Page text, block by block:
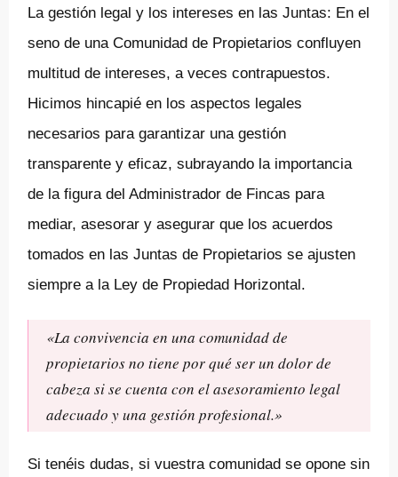
La gestión legal y los intereses en las Juntas: En el
seno de una Comunidad de Propietarios confluyen
multitud de intereses, a veces contrapuestos.
Hicimos hincapié en los aspectos legales
necesarios para garantizar una gestión
transparente y eficaz, subrayando la importancia
de la figura del Administrador de Fincas para
mediar, asesorar y asegurar que los acuerdos
tomados en las Juntas de Propietarios se ajusten
siempre a la Ley de Propiedad Horizontal.
«La convivencia en una comunidad de
propietarios no tiene por qué ser un dolor de
cabeza si se cuenta con el asesoramiento legal
adecuado y una gestión profesional.»
Si tenéis dudas, si vuestra comunidad se opone sin